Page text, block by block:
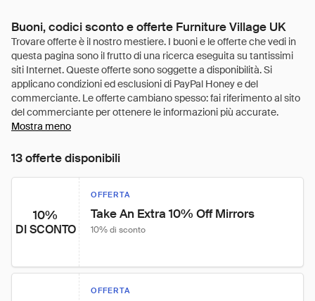
Buoni, codici sconto e offerte Furniture Village UK
Mostra meno
13 offerte disponibili
10%
DI SCONTO
OFFERTA
Take An Extra 10% Off Mirrors
10% di sconto
OFFERTA